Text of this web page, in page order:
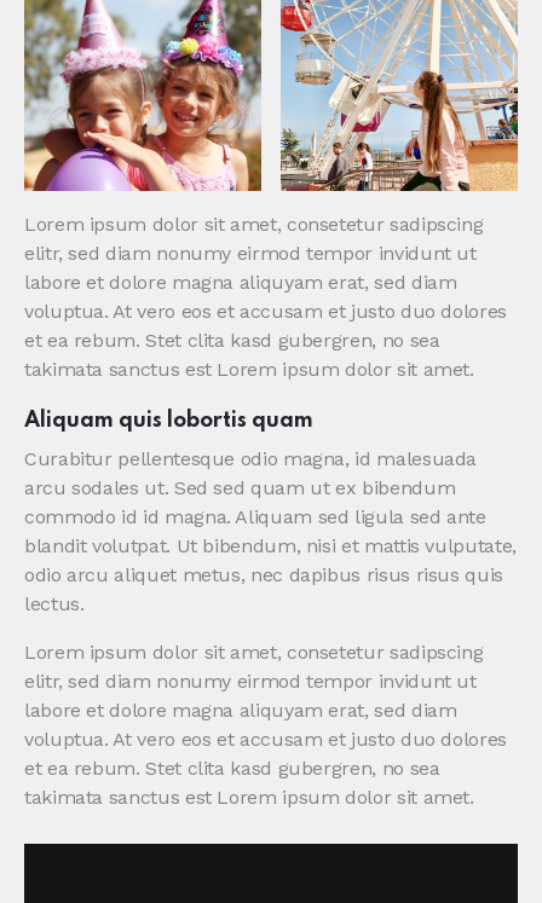
Lorem ipsum dolor sit amet, consetetur sadipscing
elitr, sed diam nonumy eirmod tempor invidunt ut
labore et dolore magna aliquyam erat, sed diam
voluptua. At vero eos et accusam et justo duo dolores
et ea rebum. Stet clita kasd gubergren, no sea
takimata sanctus est Lorem ipsum dolor sit amet.
Aliquam quis lobortis quam
Curabitur pellentesque odio magna, id malesuada
arcu sodales ut. Sed sed quam ut ex bibendum
commodo id id magna. Aliquam sed ligula sed ante
blandit volutpat. Ut bibendum, nisi et mattis vulputate,
odio arcu aliquet metus, nec dapibus risus risus quis
lectus.
Lorem ipsum dolor sit amet, consetetur sadipscing
elitr, sed diam nonumy eirmod tempor invidunt ut
labore et dolore magna aliquyam erat, sed diam
voluptua. At vero eos et accusam et justo duo dolores
et ea rebum. Stet clita kasd gubergren, no sea
takimata sanctus est Lorem ipsum dolor sit amet.